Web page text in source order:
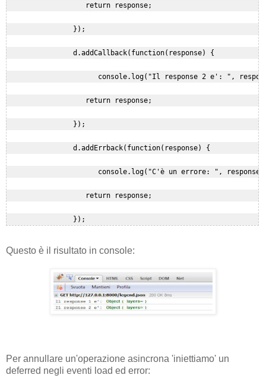
                   return response;
                });
                d.addCallback(function(response) {
console.log("Il response 2 e': ",
                   return response;
                });
                d.addErrback(function(response) {
console.log("C'è un errore: ",
                   return response;
Questo è il risultato in console:
Per annullare un'operazione asincrona 'iniettiamo' un
deferred negli eventi load ed error: